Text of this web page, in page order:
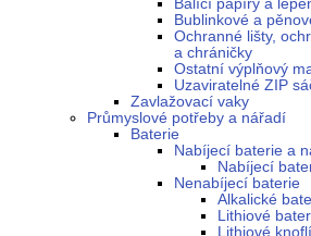
Balící papíry a
Bublinkové a
Ochranné lišty,
a chráničky
Ostatní výplňový
Uzaviratelné ZIP
Zavlažovací vaky
Průmyslové potřeby a nářadí
Baterie
Nabíjecí baterie a
Nabíjecí
Nenabíjecí baterie
Alkalické
Lithiové
Lithiové